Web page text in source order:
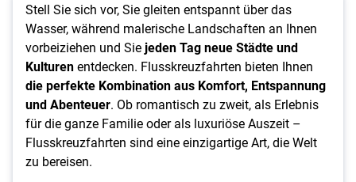
Stell Sie sich vor, Sie gleiten entspannt über das
Wasser, während malerische Landschaften an Ihnen
vorbeiziehen und Siejeden Tag neue Städte und
Kulturenentdecken. Flusskreuzfahrten bieten Ihnen
die perfekte Kombination aus Komfort, Entspannung
und Abenteuer. Ob romantisch zu zweit, als Erlebnis
für die ganze Familie oder als luxuriöse Auszeit –
Flusskreuzfahrten sind eine einzigartige Art, die Welt
zu bereisen.